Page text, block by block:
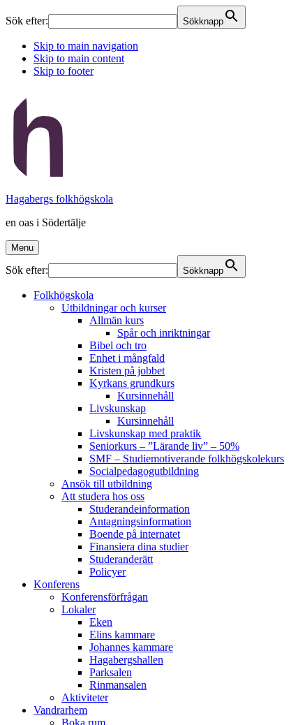
Sök efter: Sökknapp
Skip to main navigation
Skip to main content
Skip to footer
Hagabergs folkhögskola
en oas i Södertälje
Menu
Sök efter: Sökknapp
Folkhögskola
Utbildningar och kurser
Allmän kurs
Spår och inriktningar
Bibel och tro
Enhet i mångfald
Kristen på jobbet
Kyrkans grundkurs
Kursinnehåll
Livskunskap
Kursinnehåll
Livskunskap med praktik
Seniorkurs – ”Lärande liv” – 50%
SMF – Studiemotiverande folkhögskolekurs
Socialpedagog­utbildning
Ansök till utbildning
Att studera hos oss
Studerande­information
Antagningsinformation
Boende på internatet
Finansiera dina studier
Studeranderätt
Policyer
Konferens
Konferens­förfrågan
Lokaler
Eken
Elins kammare
Johannes kammare
Hagabergshallen
Parksalen
Rinmansalen
Aktiviteter
Vandrarhem
Boka rum